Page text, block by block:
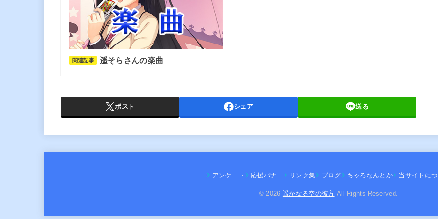
関連記事 遥そらさんの楽曲
ポスト シェア 送る
アンケート 応援バナー リンク集 ブログ ちゃろなんとか 当サイトに
© 2026 遥かなる空の彼方 All Rights Reserved.